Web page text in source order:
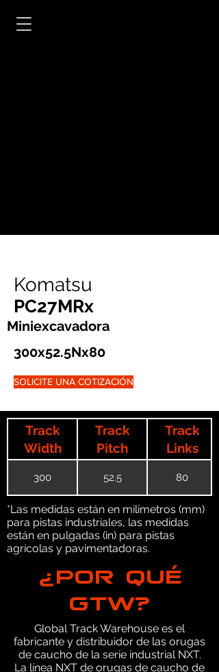
Komatsu
PC27MRx
Miniexcavadora
300x52.5Nx80
SOLICITE UNA COTIZACIÓN
Track
Width
Track
Pitch
Track
Links
300 52.5 80
*Las medidas están en milímetros (mm)
para pistas industriales, las medidas
están en pulgadas (in) para pistas
agrícolas y pavimentadoras.
¿POR QUÉ
GTW?
Global Track Warehouse es el
fabricante y distribuidor de las orugas
de caucho de la serie industrial NXT.
La línea NXT de orugas de caucho de